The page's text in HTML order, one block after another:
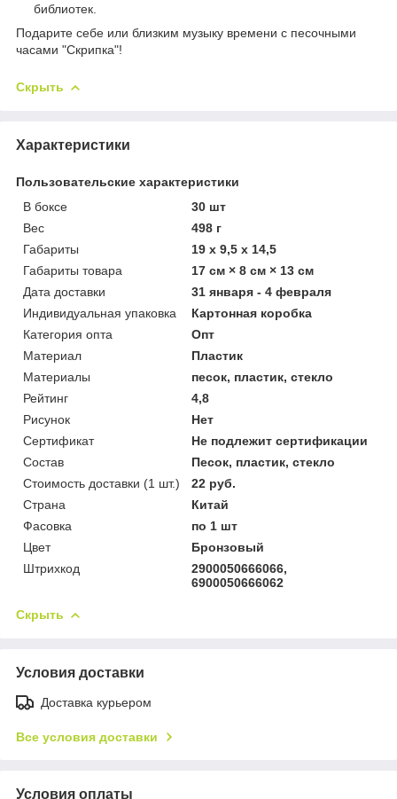
библиотек.
Подарите себе или близким музыку времени с песочными
часами "Скрипка"!
Скрыть
Характеристики
Пользовательские характеристики
В боксе
30 шт
Вес
498 г
Габариты
19 x 9,5 x 14,5
Габариты товара
17 см × 8 см × 13 см
Дата доставки
31 января - 4 февраля
Индивидуальная упаковка
Картонная коробка
Категория опта
Опт
Материал
Пластик
Материалы
песок, пластик, стекло
Рейтинг
4,8
Рисунок
Нет
Сертификат
Не подлежит сертификации
Состав
Песок, пластик, стекло
Стоимость доставки (1 шт.)
22 руб.
Страна
Китай
Фасовка
по 1 шт
Цвет
Бронзовый
Штрихкод
2900050666066,
6900050666062
Скрыть
Условия доставки
Доставка курьером
Все условия доставки
Условия оплаты